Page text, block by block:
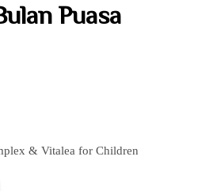
Puasa
& Vitalea for Children